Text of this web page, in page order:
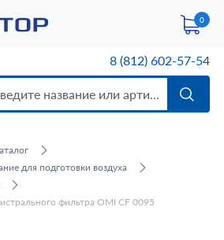
0
8 (812) 602-57-54
для подготовки воздуха
фильтра OMI СF 0095